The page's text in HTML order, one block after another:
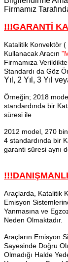
Firmamız
!!!GARANTİ
Katalitik Konvektör
Kullanacak Aracın
Firmamıza
Standardı da Göz
Yıl, 2 Yıl, 3 Yıl
Örneğin; 2018
standardında bir
süresi ile
2012 model, 270
4 standardında bir
garanti süresi aynı
Araçlarda, Katalitik
Emisyon
Yanmasına ve
Neden Olmaktadır.
Araçların Emisyon
Sayesinde Doğru
Olmadığı Halde